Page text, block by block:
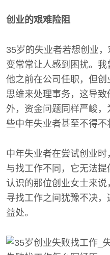
创业的艰难险阻
35岁的失业者若想创业
变常常让人感到困扰。我
他之前在公司任职，但
思维来处理事务，这导
外，资金问题同样严峻
些中年失业者甚至不得不
中年失业者在尝试创业
与找工作不同，它无法
认识的那位创业女士来
寻找工作之间犹豫不决
益处。